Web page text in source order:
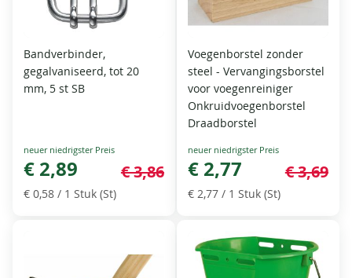
Bandverbinder,
gegalvaniseerd, tot 20
mm, 5 st SB
Special
Price
€ 2,89 € 3,86
€ 0,58 / 1 Stuk (St)
Voegenborstel zonder
steel - Vervangingsborstel
voor voegenreiniger
Onkruidvoegenborstel
Draadborstel
Special
Price
€ 2,77 € 3,69
€ 2,77 / 1 Stuk (St)